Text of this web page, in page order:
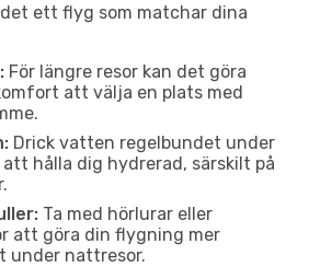
ett flyg som matchar dina
För längre resor kan det göra
att välja en plats med
Drick vatten regelbundet under
hålla dig hydrerad, särskilt på
Ta med hörlurar eller
att göra din flygning mer
under nattresor.